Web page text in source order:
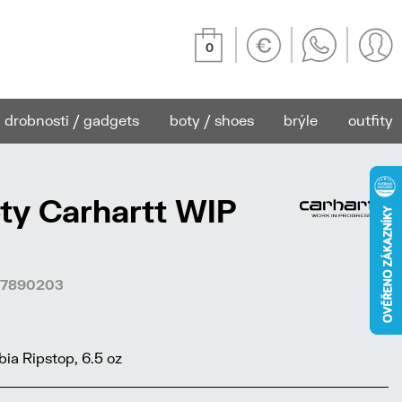
0
drobnosti / gadgets boty / shoes brýle outfity
Carhartt WIP
Ripstop, 6.5 oz